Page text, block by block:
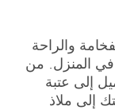
والراحة
في المنزل. من
إلى عتبة
إلى ملاذ